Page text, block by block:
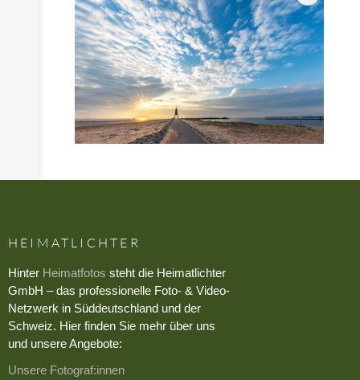
HEIMATLICHTER
Hinter Heimatfotos steht die Heimatlichter
GmbH – das professionelle Foto- & Video-
Netzwerk in Süddeutschland und der
Schweiz. Hier finden Sie mehr über uns
und unsere Angebote:
Unsere Fotograf:innen